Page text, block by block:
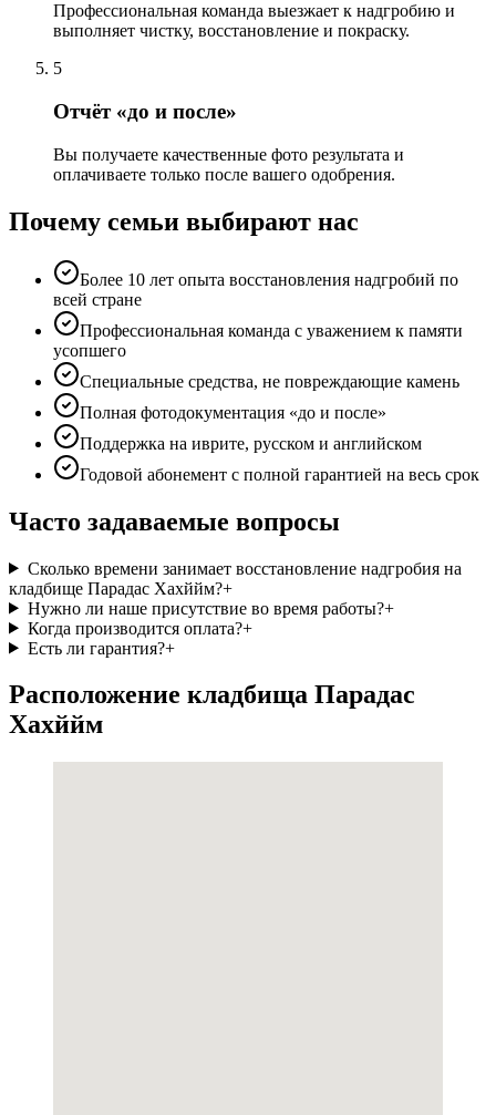
Профессиональная команда выезжает к надгробию и
выполняет чистку, восстановление и покраску.
5
Отчёт «до и после»
Вы получаете качественные фото результата и
оплачиваете только после вашего одобрения.
Почему семьи выбирают нас
Более 10 лет опыта восстановления надгробий по
всей стране
Профессиональная команда с уважением к памяти
усопшего
Специальные средства, не повреждающие камень
Полная фотодокументация «до и после»
Поддержка на иврите, русском и английском
Годовой абонемент с полной гарантией на весь срок
Часто задаваемые вопросы
Сколько времени занимает восстановление надгробия на
кладбище Парадас Хахййм?+
Нужно ли наше присутствие во время работы?+
Когда производится оплата?+
Есть ли гарантия?+
Расположение кладбища Парадас
Хахййм